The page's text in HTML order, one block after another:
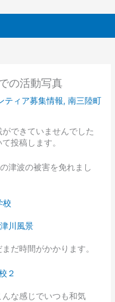
の活動写真
ティア募集情報,南三陸町
できていませんでした
投稿します。
津波の被害を免れまし
だ時間がかかります。
な感じでいつも和気